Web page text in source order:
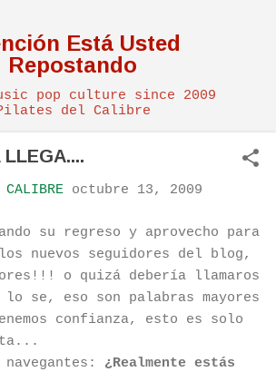
Está Usted
Repostando
pop culture since 2009
del Calibre
LLEGA....
octubre 13, 2009
su regreso y aprovecho para
nuevos seguidores del blog,
o quizá debería llamaros
lo se, eso son palabras mayores
confianza, esto es solo
¿Realmente estás